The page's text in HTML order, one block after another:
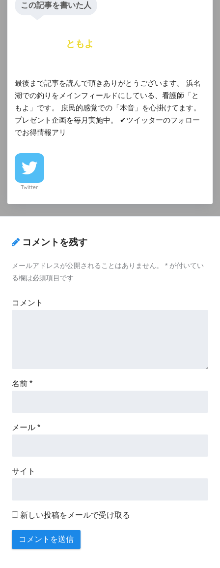
この記事を書いた人
ともよ
最後まで記事を読んで頂きありがとうございます。 浜名
湖での釣りをメインフィールドにしている、看護師「と
もよ」です。 庶民的感覚での「本音」を心掛けてます。
プレゼント企画を毎月実施中。 ✔︎ツイッターのフォロー
でお得情報アリ
Twitter
コメントを残す
メールアドレスが公開されることはありません。 * が付いてい
る欄は必須項目です
コメント
名前 *
メール *
サイト
新しい投稿をメールで受け取る